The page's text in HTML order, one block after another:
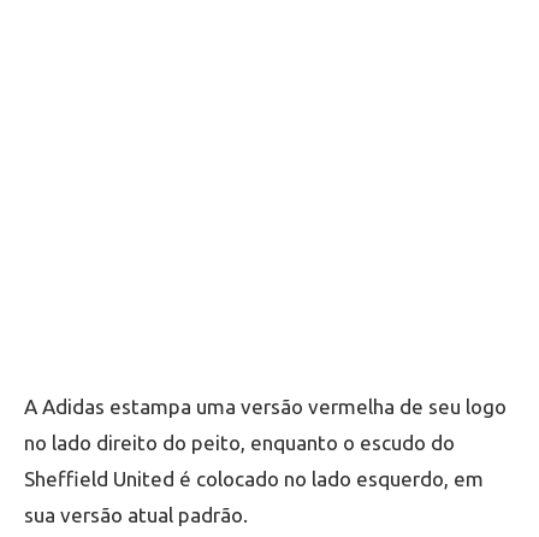
A Adidas estampa uma versão vermelha de seu logo
no lado direito do peito, enquanto o escudo do
Sheffield United é colocado no lado esquerdo, em
sua versão atual padrão.